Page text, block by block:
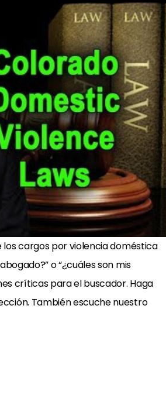
cargos por violencia doméstica
o “¿cuáles son mis
críticas para el buscador. Haga
También escuche nuestro